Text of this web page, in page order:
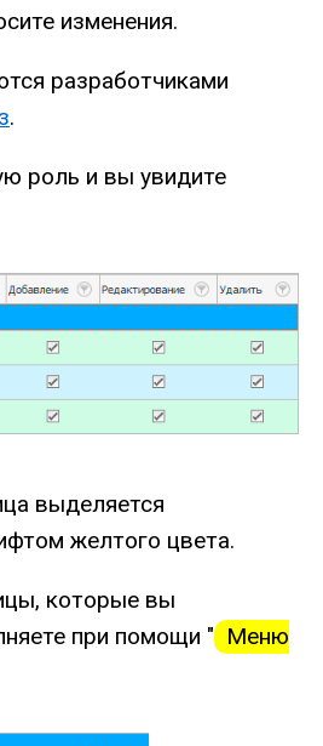
изменения.
разработчиками
.
роль и вы увидите
выделяется
желтого цвета.
которые вы
при помощи " Меню